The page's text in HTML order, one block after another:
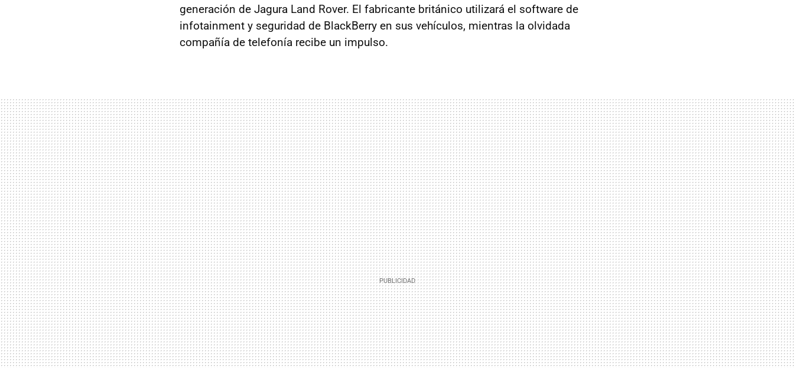
generación de Jagura Land Rover. El fabricante británico utilizará el software de
infotainment y seguridad de BlackBerry en sus vehículos, mientras la olvidada
compañía de telefonía recibe un impulso.